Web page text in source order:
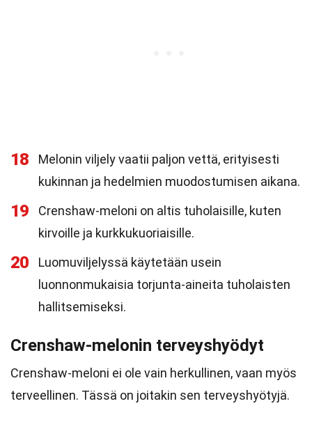
18
Melonin viljely vaatii paljon vettä, erityisesti
kukinnan ja hedelmien muodostumisen aikana.
19
Crenshaw-meloni on altis tuholaisille, kuten
kirvoille ja kurkkukuoriaisille.
20
Luomuviljelyssä käytetään usein
luonnonmukaisia torjunta-aineita tuholaisten
hallitsemiseksi.
Crenshaw-melonin terveyshyödyt
Crenshaw-meloni ei ole vain herkullinen, vaan myös
terveellinen. Tässä on joitakin sen terveyshyötyjä.